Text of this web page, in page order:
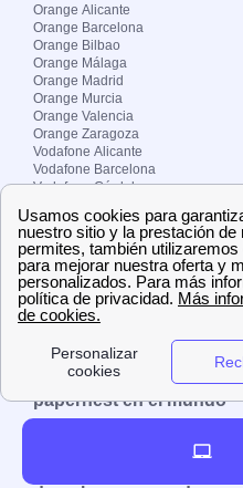
Orange Alicante
Orange Barcelona
Orange Bilbao
Orange Málaga
Orange Madrid
Orange Murcia
Orange Valencia
Orange Zaragoza
Vodafone Alicante
Vodafone Barcelona
Vodafone Córdoba
Vodafone Madrid
Vodafone Murcia
Vodafone Valencia
Sobre Zona-internet.com
¿Quiénes somos?
El grupo papernest
Aviso legal
papernest en el mundo